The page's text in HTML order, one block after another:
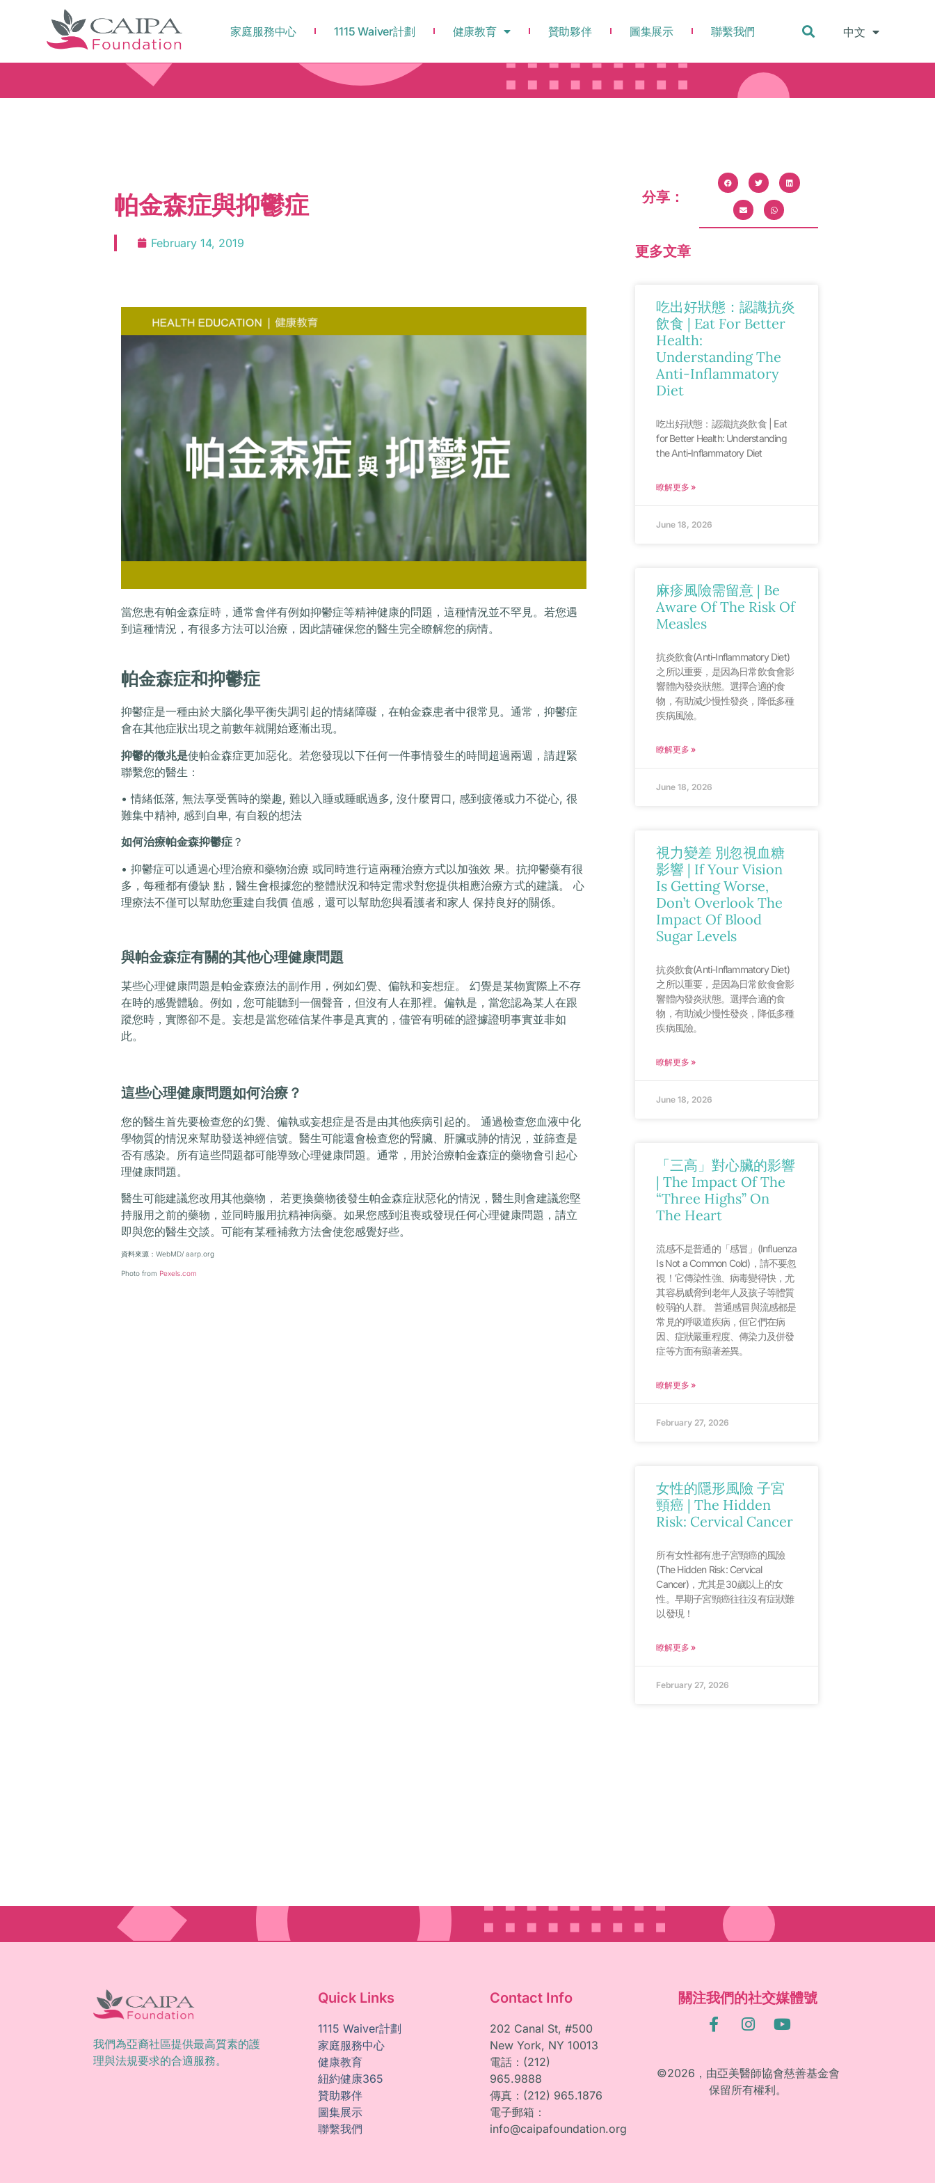
家庭服務中心 1115 Waiver計劃 健康教育 贊助夥伴 圖集展示 聯繫我們 中文
English
帕金森症與抑鬱症
February 14, 2019
當您患有帕金森症時，通常會伴有例如抑鬱症等精神健康的問題，這種情況並不罕見。若您遇
到這種情況，有很多方法可以治療，因此請確保您的醫生完全瞭解您的病情。
帕金森症和抑鬱症
抑鬱症是一種由於大腦化學平衡失調引起的情緒障礙，在帕金森患者中很常見。通常，抑鬱症
會在其他症狀出現之前數年就開始逐漸出現。
抑鬱的徵兆是使帕金森症更加惡化。若您發現以下任何一件事情發生的時間超過兩週，請趕緊
聯繫您的醫生：
• 情緒低落, 無法享受舊時的樂趣, 難以入睡或睡眠過多, 沒什麼胃口, 感到疲倦或力不從心, 很
難集中精神, 感到自卑, 有自殺的想法
如何治療帕金森抑鬱症 ？
• 抑鬱症可以通過心理治療和藥物治療 或同時進行這兩種治療方式以加強效 果。抗抑鬱藥有很
多，每種都有優缺 點，醫生會根據您的整體狀況和特定需求對您提供相應治療方式的建議。 心
理療法不僅可以幫助您重建自我價 值感，還可以幫助您與看護者和家人 保持良好的關係。
與帕金森症有關的其他心理健康問題
某些心理健康問題是帕金森療法的副作用，例如幻覺、偏執和妄想症。 幻覺是某物實際上不存
在時的感覺體驗。例如，您可能聽到一個聲音，但沒有人在那裡。偏執是，當您認為某人在跟
蹤您時，實際卻不是。妄想是當您確信某件事是真實的，儘管有明確的證據證明事實並非如
此。
這些心理健康問題如何治療？
您的醫生首先要檢查您的幻覺、偏執或妄想症是否是由其他疾病引起的。 通過檢查您血液中化
學物質的情況來幫助發送神經信號。醫生可能還會檢查您的腎臟、肝臟或肺的情況，並篩查是
否有感染。所有這些問題都可能導致心理健康問題。通常，用於治療帕金森症的藥物會引起心
理健康問題。
醫生可能建議您改用其他藥物， 若更換藥物後發生帕金森症狀惡化的情況，醫生則會建議您堅
持服用之前的藥物，並同時服用抗精神病藥。如果您感到沮喪或發現任何心理健康問題，請立
即與您的醫生交談。可能有某種補救方法會使您感覺好些。
資料來源：WebMD/ aarp.org
Photo from Pexels.com
分享：
更多文章
吃出好狀態：認識抗炎
飲食 | Eat For Better
Health:
Understanding The
Anti-Inflammatory
Diet
吃出好狀態：認識抗炎飲食 | Eat
for Better Health: Understanding
the Anti-Inflammatory Diet
瞭解更多 »
June 18, 2026
麻疹風險需留意 | Be
Aware Of The Risk Of
Measles
抗炎飲食(Anti-Inflammatory Diet)
之所以重要，是因為日常飲食會影
響體內發炎狀態。選擇合適的食
物，有助減少慢性發炎，降低多種
疾病風險。
瞭解更多 »
June 18, 2026
視力變差 別忽視血糖
影響 | If Your Vision
Is Getting Worse,
Don’t Overlook The
Impact Of Blood
Sugar Levels
抗炎飲食(Anti-Inflammatory Diet)
之所以重要，是因為日常飲食會影
響體內發炎狀態。選擇合適的食
物，有助減少慢性發炎，降低多種
疾病風險。
瞭解更多 »
June 18, 2026
「三高」對心臟的影響
| The Impact Of The
“Three Highs” On
The Heart
流感不是普通的「感冒」(Influenza
Is Not a Common Cold)，請不要忽
視！它傳染性強、病毒變得快，尤
其容易威脅到老年人及孩子等體質
較弱的人群。 普通感冒與流感都是
常見的呼吸道疾病，但它們在病
因、症狀嚴重程度、傳染力及併發
症等方面有顯著差異。
瞭解更多 »
February 27, 2026
女性的隱形風險 子宮
頸癌 | The Hidden
Risk: Cervical Cancer
所有女性都有患子宮頸癌的風險
(The Hidden Risk: Cervical
Cancer)，尤其是30歲以上的女
性。早期子宮頸癌往往沒有症狀難
以發現！
瞭解更多 »
February 27, 2026
我們為亞裔社區提供最高質素的護
理與法規要求的合適服務。
Quick Links
1115 Waiver計劃
家庭服務中心
健康教育
紐約健康365
贊助夥伴
圖集展示
聯繫我們
Contact Info
202 Canal St, #500
New York, NY 10013
電話：(212)
965.9888
傳真：(212) 965.1876
電子郵箱：
info@caipafoundation.org
關注我們的社交媒體號
©2026，由亞美醫師協會慈善基金會
保留所有權利。